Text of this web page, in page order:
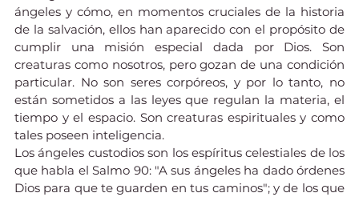
ángeles y cómo, en momentos cruciales de la historia
de la salvación, ellos han aparecido con el propósito de
cumplir una misión especial dada por Dios. Son
creaturas como nosotros, pero gozan de una condición
particular. No son seres corpóreos, y por lo tanto, no
están sometidos a las leyes que regulan la materia, el
tiempo y el espacio. Son creaturas espirituales y como
tales poseen inteligencia.
Los ángeles custodios son los espíritus celestiales de los
que habla el Salmo 90: "A sus ángeles ha dado órdenes
Dios para que te guarden en tus caminos"; y de los que